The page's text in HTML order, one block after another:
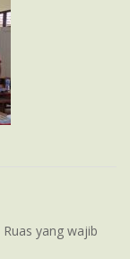
Ruas yang wajib